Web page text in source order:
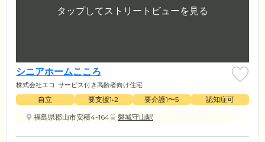
シニアホームこころ
株式会社エコ サービス付き高齢者向け住宅
自立 要支援1•2 要介護1〜5
認知症可
福島県郡山市安積4-164
磐城守山駅